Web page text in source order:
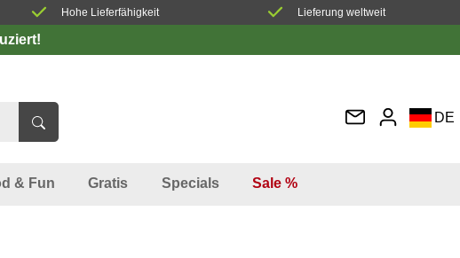
Hohe Lieferfähigkeit Lieferung weltweit
DE
& Fun Gratis Specials Sale %